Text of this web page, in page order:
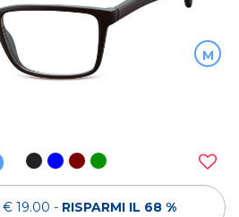
M
€ 19.00 - RISPARMI IL 68 %